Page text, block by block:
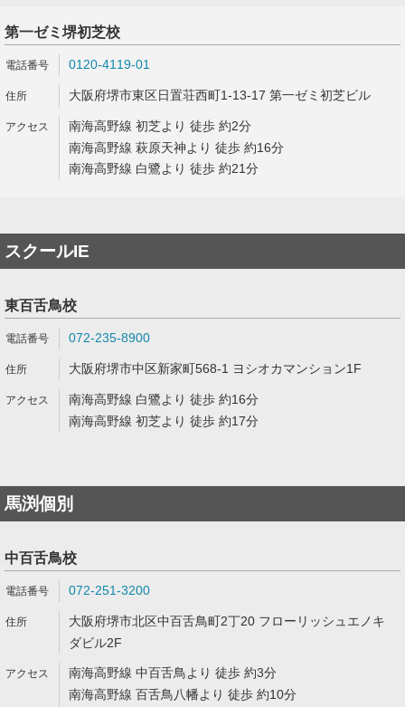
第一ゼミ堺初芝校
0120-4119-01
大阪府堺市東区日置荘西町1-13-17 第一ゼミ初芝ビル
南海高野線 初芝より 徒歩 約2分
南海高野線 萩原天神より 徒歩 約16分
南海高野線 白鷺より 徒歩 約21分
スクールIE
東百舌鳥校
072-235-8900
大阪府堺市中区新家町568-1 ヨシオカマンション1F
南海高野線 白鷺より 徒歩 約16分
南海高野線 初芝より 徒歩 約17分
馬渕個別
中百舌鳥校
072-251-3200
大阪府堺市北区中百舌鳥町2丁20 フローリッシュエノキ
ダビル2F
南海高野線 中百舌鳥より 徒歩 約3分
南海高野線 百舌鳥八幡より 徒歩 約10分